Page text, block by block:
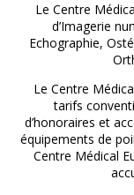
Le Centre
d’Imagerie
Echographie,
Le Centre
tarifs
d’honoraires et
équipements de
Centre Médical